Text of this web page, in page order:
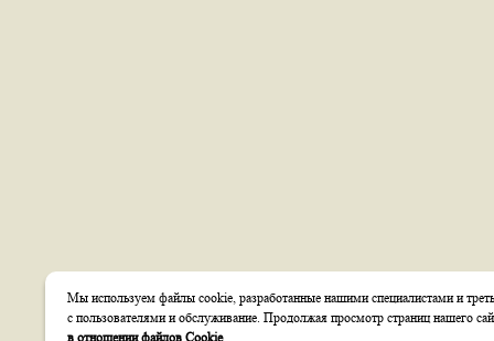
Мы используем файлы cookie, разработанные нашими специалистами и
с пользователями и обслуживание. Продолжая просмотр страниц нашего
в отношении файлов Cookie.